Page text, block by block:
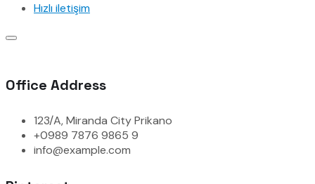
Hızlı iletişim
Office Address
123/A, Miranda City Prikano
+0989 7876 9865 9
info@example.com